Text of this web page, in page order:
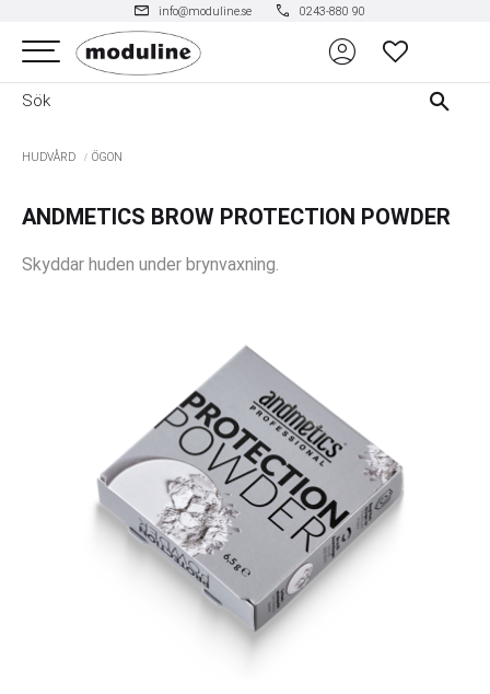
Meny
mail info@moduline.se phone 0243-880 90
account_circle FAVORITER
HUDVÅRD ÖGON
ANDMETICS BROW PROTECTION POWDER
Skyddar huden under brynvaxning.